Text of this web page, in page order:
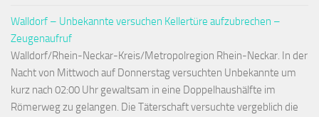
Walldorf – Unbekannte versuchen Kellertüre aufzubrechen –
Zeugenaufruf
Walldorf/Rhein-Neckar-Kreis/Metropolregion Rhein-Neckar. In der
Nacht von Mittwoch auf Donnerstag versuchten Unbekannte um
kurz nach 02:00 Uhr gewaltsam in eine Doppelhaushälfte im
Römerweg zu gelangen. Die Täterschaft versuchte vergeblich die